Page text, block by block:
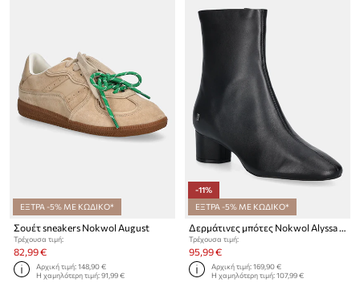
ΕΞΤΡΑ -5% ΜΕ ΚΩΔΙΚΟ*
Σουέτ sneakers Nokwol August
Τρέχουσα τιμή:
82,99 €
Αρχική τιμή:148,90 €
Η χαμηλότερη τιμή:91,99 €
-11%
ΕΞΤΡΑ -5% ΜΕ ΚΩΔΙΚΟ*
Δερμάτινες μπότες Nokwol Alyssa Black Leather
Τρέχουσα τιμή:
95,99 €
Αρχική τιμή:169,90 €
Η χαμηλότερη τιμή:107,99 €